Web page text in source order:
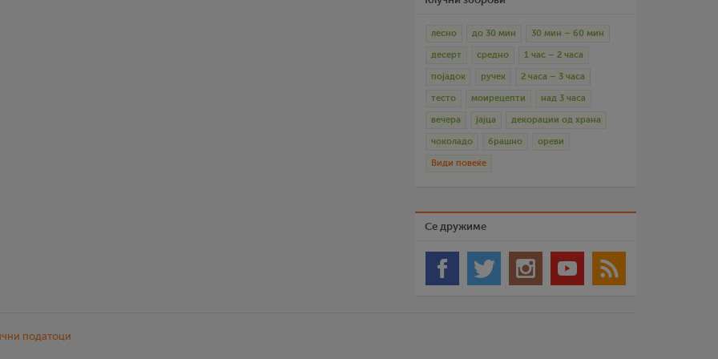
лесно до 30 мин 30 мин – 60 мин
десерт средно 1 час – 2 часа
појадок ручек 2 часа – 3 часа
тесто моирецепти над 3 часа
вечера јајца декорации од храна
чоколадо брашно ореви
Види повеќе
Се дружиме
податоци